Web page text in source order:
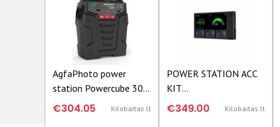
AgfaPhoto power
station Powercube 300
Pro | 717-854724
€304.05 Kilobaitas.lt
POWER STATION ACC
KIT
CONSOLE/5002601003
€349.00 Kilobaitas.lt